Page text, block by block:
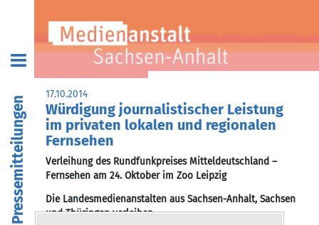
Pressemitteilungen
17.10.2014
Würdigung journalistischer Leistung
im privaten lokalen und regionalen
Fernsehen
Verleihung des Rundfunkpreises Mitteldeutschland –
Fernsehen am 24. Oktober im Zoo Leipzig
Die Landesmedienanstalten aus Sachsen-Anhalt, Sachsen
und Thüringen verleihen